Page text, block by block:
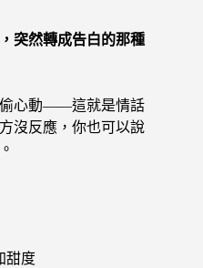
突然轉成告白的那種
偷心動——這就是情話
沒反應，你也可以說
甜度